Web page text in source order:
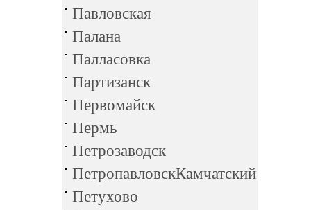
Павловская
Палана
Палласовка
Партизанск
Первомайск
Пермь
Петрозаводск
ПетропавловскКамчатский
Петухово